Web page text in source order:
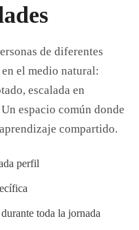
de diferentes
el medio natural:
escalada en
espacio común donde
compartido.
perfil
toda la jornada